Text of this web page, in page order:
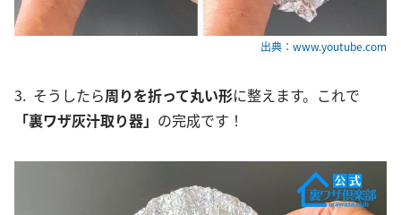
出典：www.youtube.com
3. そうしたら周りを折って丸い形に整えます。これで
「裏ワザ灰汁取り器」 の完成です！